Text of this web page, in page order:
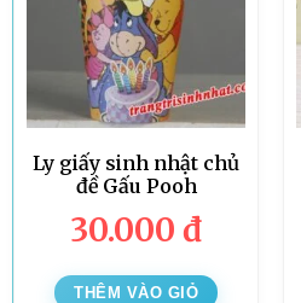
Ly giấy sinh nhật chủ
đề Gấu Pooh
30.000 đ
THÊM VÀO GIỎ